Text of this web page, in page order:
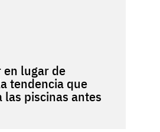
lugar de
tendencia que
piscinas antes